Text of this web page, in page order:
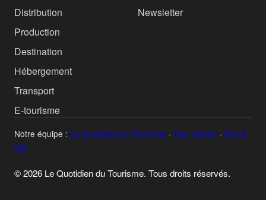
Distribution
Production
Destination
Hébergement
Transport
E-tourisme
Newsletter
Notre équipe : Le Quotidien du Tourisme · Tour Hebdo · Bus &
Car
© 2026 Le Quotidien du Tourisme. Tous droits réservés.